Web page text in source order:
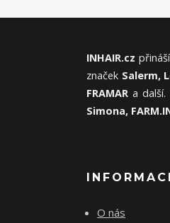
INHAIR.cz
značek Salerm,
FRAMAR a
Simona,
O nás